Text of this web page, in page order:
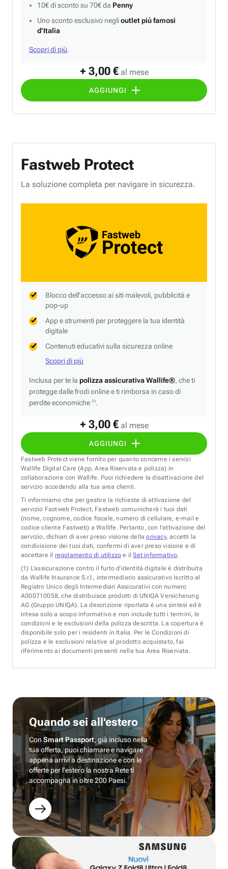
+ 3,00 € al mese
AGGIUNGI
10€ di sconto su 70€ da Penny
Uno sconto esclusivo neglioutlet più famosi
d’Italia
Scopri di più.
Fastweb Protect
+ 3,00 € al mese
AGGIUNGI
La soluzione completa per navigare in sicurezza.
Blocco dell'accesso ai siti malevoli, pubblicità e
pop-up
App e strumenti per proteggere la tua identità
digitale
Contenuti educativi sulla sicurezza online
Scopri di più
Inclusa per te la polizza assicurativa Wallife®, che ti
protegge dalle frodi online e ti rimborsa in caso di
perdite economiche (1).
Fastweb Protect viene fornito per quanto concerne i servizi
Wallife Digital Care (App, Area Riservata e polizza) in
collaborazione con Wallife. Puoi richiedere la disattivazione del
servizio accedendo alla tua area clienti.
Ti informiamo che per gestire la richiesta di attivazione del
servizio Fastweb Protect, Fastweb comunicherà i tuoi dati
(nome, cognome, codice fiscale, numero di cellulare, e-mail e
codice cliente Fastweb) a Wallife. Pertanto, con l’attivazione del
servizio, dichiari di aver preso visione della privacy, accetti la
condivisione dei tuoi dati, confermi di aver preso visione e di
accettare il regolamento di utilizzo e ilSet informativo.
(1) L’assicurazione contro il furto d’identità digitale è distribuita
da Wallife Insurance S.r.l., intermediario assicurativo iscritto al
Registro Unico degli Intermediari Assicurativi con numero
A000710058, che distribuisce prodotti di UNIQA Versicherung
AG (Gruppo UNIQA). La descrizione riportata è una sintesi ed è
intesa solo a scopo informativo e non include tutti i termini, le
condizioni e le esclusioni della polizza descritta. La copertura è
disponibile solo per i residenti in Italia. Per le Condizioni di
polizza e le esclusioni relative al prodotto acquistato, fai
riferimento ai documenti presenti nella tua Area Riservata.
Quando sei all'estero
ConSmart Passport, già incluso nella
tua offerta, puoi chiamare e navigare
appena arrivi a destinazione e con le
offerte per l’estero la nostra Rete ti
accompagna in oltre 200 Paesi.